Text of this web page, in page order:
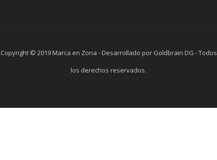
Copyright © 2019 Marca en Zona - Desarrollado por Goldbrain DG - Todos
los derechos reservados.